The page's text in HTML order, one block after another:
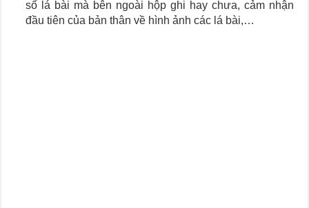
số lá bài mà bên ngoài hộp ghi hay chưa, cảm nhận
đầu tiên của bản thân về hình ảnh các lá bài,…